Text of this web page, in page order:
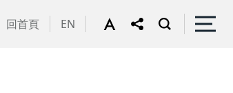
回首頁 EN